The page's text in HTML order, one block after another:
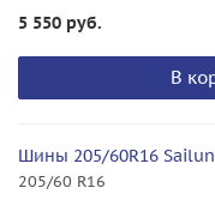
5 550 руб.
В
Шины 205/60R16
205/60 R16